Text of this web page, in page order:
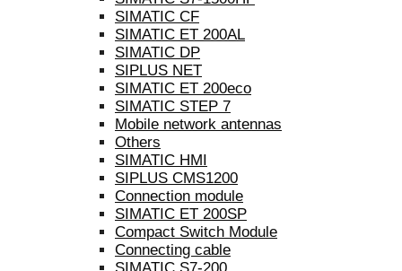
SIMATIC CF
SIMATIC ET 200AL
SIMATIC DP
SIPLUS NET
SIMATIC ET 200eco
SIMATIC STEP 7
Mobile network antennas
Others
SIMATIC HMI
SIPLUS CMS1200
Connection module
SIMATIC ET 200SP
Compact Switch Module
Connecting cable